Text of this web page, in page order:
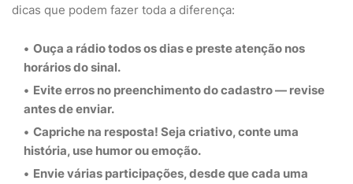
dicas que podem fazer toda a diferença:
Ouça a rádio todos os diase preste atenção nos
horários do sinal.
Evite erros no preenchimento do cadastro — revise
antes de enviar.
Capriche na resposta! Seja criativo, conte uma
história, use humor ou emoção.
Envie várias participações, desde que cada uma